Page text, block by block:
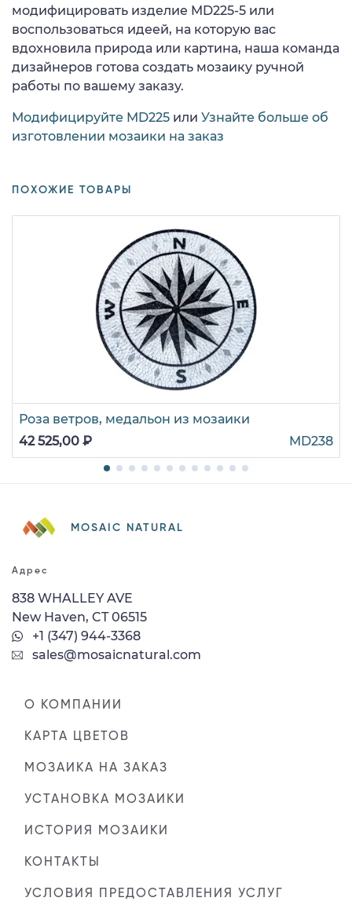
модифицировать изделие MD225-5 или
воспользоваться идеей, на которую вас
вдохновила природа или картина, наша команда
дизайнеров готова создать мозаику ручной
работы по вашему заказу.
Модифицируйте MD225 или Узнайте больше об
изготовлении мозаики на заказ
ПОХОЖИЕ ТОВАРЫ
Роза ветров, медальон из мозаики
42 525,00 ₽
MD238
MOSAIC NATURAL
Адрес
838 WHALLEY AVE
New Haven, CT 06515
+1 (347) 944-3368
sales@mosaicnatural.com
О КОМПАНИИ
КАРТА ЦВЕТОВ
МОЗАИКА НА ЗАКАЗ
УСТАНОВКА МОЗАИКИ
ИСТОРИЯ МОЗАИКИ
КОНТАКТЫ
УСЛОВИЯ ПРЕДОСТАВЛЕНИЯ УСЛУГ